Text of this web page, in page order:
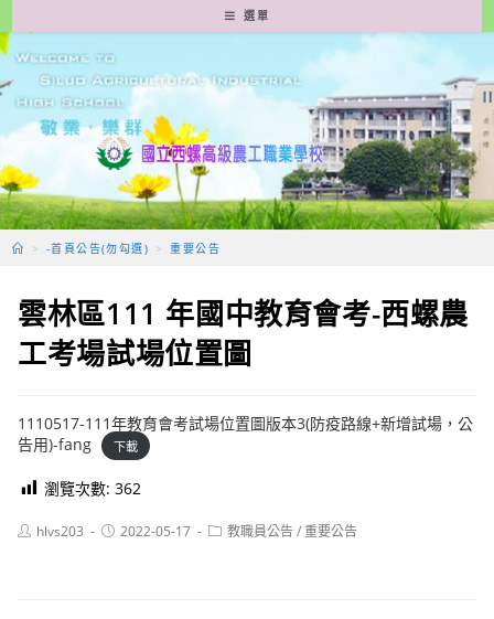
轉
至
要
容
選單
> -首頁公告(勿勾選) > 重要公告
雲林區111 年國中教育會考-西螺農
工考場試場位置圖
1110517-111年教育會考試場位置圖版本3(防疫路線+新增試場，公
告用)-fang
下載
瀏覽次數: 362
Posthlvs203
Post2022-05-17
Post教職員公告/重要公告